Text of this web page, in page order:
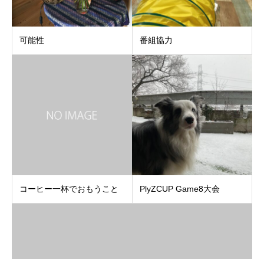
可能性 番組協力
コーヒー一杯でおもうこと PlyZCUP Game8大会